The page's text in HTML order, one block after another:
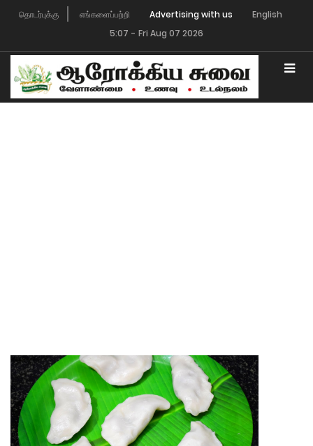
தொடர்புக்கு எங்களைப்பற்றி Advertising with us
English
5:07 - Fri Aug 07 2026